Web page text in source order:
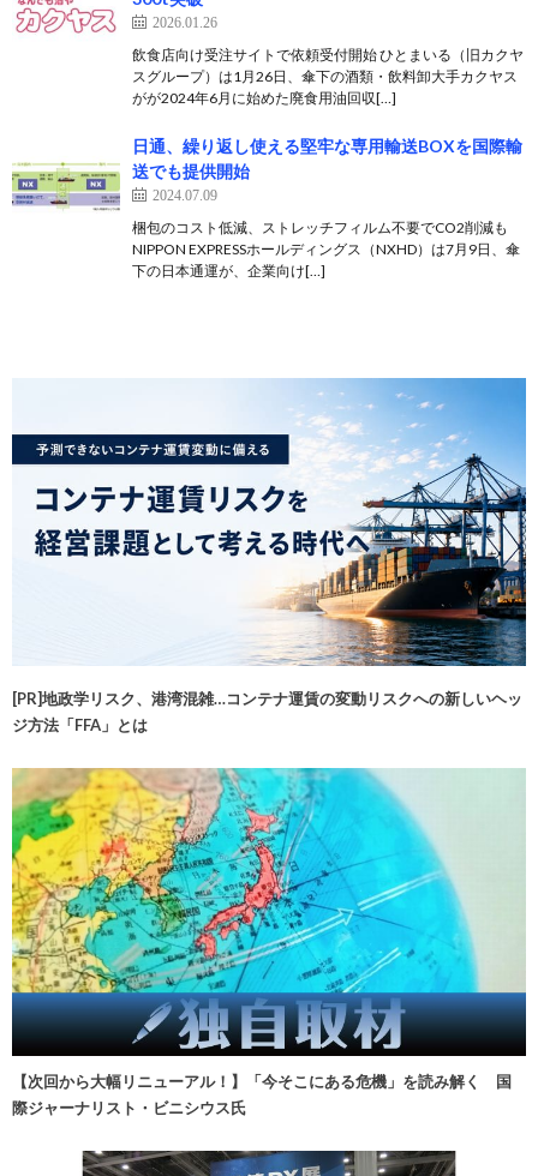
2026.01.26
飲食店向け受注サイトで依頼受付開始 ひとまいる（旧カクヤ
スグループ）は1月26日、傘下の酒類・飲料卸大手カクヤス
がが2024年6月に始めた廃食用油回収[…]
日通、繰り返し使える堅牢な専用輸送BOXを国際輸
送でも提供開始
2024.07.09
梱包のコスト低減、ストレッチフィルム不要でCO2削減も
NIPPON EXPRESSホールディングス（NXHD）は7月9日、傘
下の日本通運が、企業向け[…]
[PR]地政学リスク、港湾混雑…コンテナ運賃の変動リスクへの新しいヘッ
ジ方法「FFA」とは
【次回から大幅リニューアル！】「今そこにある危機」を読み解く 国
際ジャーナリスト・ビニシウス氏